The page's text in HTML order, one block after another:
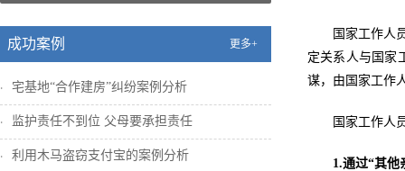
成功案例 更多+
宅基地“合作建房”纠纷案例分析
监护责任不到位 父母要承担责任
利用木马盗窃支付宝的案例分析
国家工作人
定关系人与国家
谋，由国家工作
国家工作人
1.通过“其他